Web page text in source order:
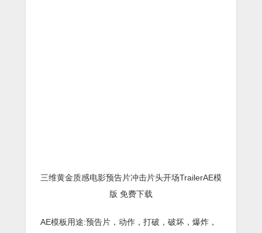
三维黄金质感电影预告片冲击片头开场TrailerAE模
版 免费下载
AE模板用途:预告片，动作，打破，破坏，爆炸，